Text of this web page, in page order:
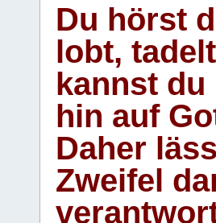
Du hörst
lobt,
kannst
hin auf
Daher
Zweifel